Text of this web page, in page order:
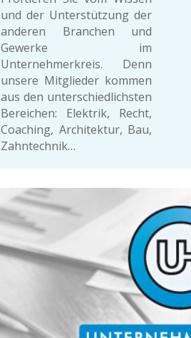
und der Unterstützung der
anderen Branchen und
Gewerke im
Unternehmerkreis. Denn
unsere Mitglieder kommen
aus den unterschiedlichsten
Bereichen: Elektrik, Recht,
Coaching, Architektur, Bau,
Zahntechnik…